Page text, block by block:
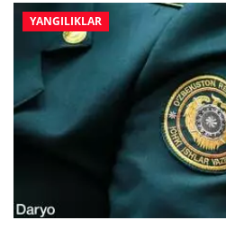
YANGILIKLAR